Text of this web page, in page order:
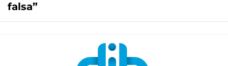
falsa”